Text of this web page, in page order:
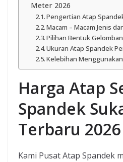
Meter 2026
Pengertian Atap
Macam – Macam Jenis
Pilihan Bentuk
Ukuran Atap Spandek
Kelebihan
Harga Atap
Spandek
Terbaru 2026
Kami Pusat Atap Spandek